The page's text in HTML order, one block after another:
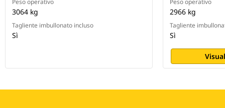
Peso operativo
3064 kg
Tagliente imbullonato incluso
Sì
Peso operativo
2966 kg
Tagliente
Sì